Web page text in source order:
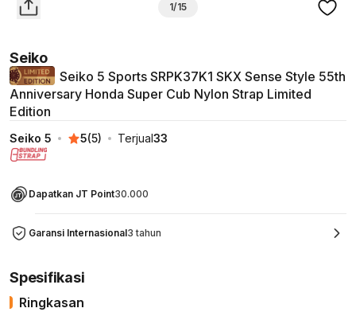
1/15
Seiko
Seiko 5 Sports SRPK37K1 SKX Sense Style 55th
Anniversary Honda Super Cub Nylon Strap Limited
Edition
Seiko 5 5(5) Terjual33
Dapatkan JT Point30.000
Garansi Internasional3 tahun
Spesifikasi
Ringkasan